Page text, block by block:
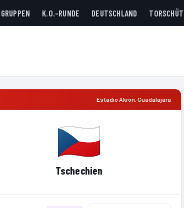
GRUPPEN K.O.-RUNDE DEUTSCHLAND
Estadio Akron,Guadalajara
Tschechien